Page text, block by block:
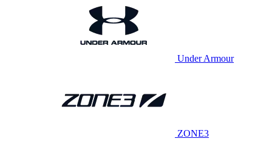
Under Armour
ZONE3